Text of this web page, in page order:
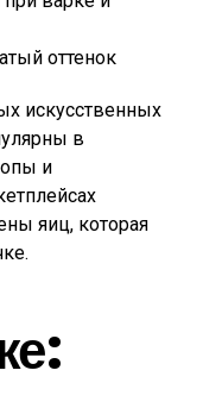
оттенок
искусственных
в
и
яиц, которая